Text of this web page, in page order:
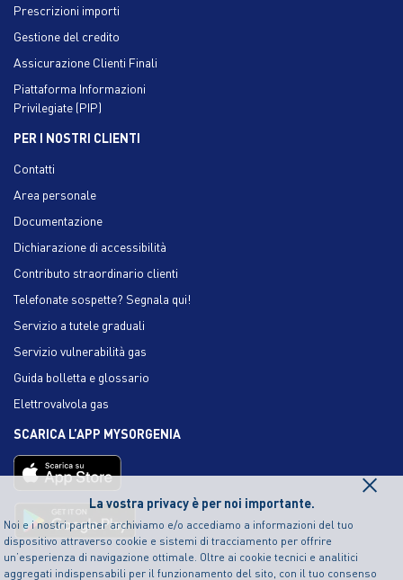
La vostra privacy è per noi importante.
Noi e i nostri partner archiviamo e/o accediamo a informazioni del tuo
dispositivo attraverso cookie e sistemi di tracciamento per offrire
un’esperienza di navigazione ottimale. Oltre ai cookie tecnici e analitici
aggregati indispensabili per il funzionamento del sito, con il tuo consenso
×
Prescrizioni importi
Gestione del credito
Assicurazione Clienti Finali
Piattaforma Informazioni
Privilegiate (PIP)
PER I NOSTRI CLIENTI
Contatti
Area personale
Documentazione
Dichiarazione di accessibilità
Contributo straordinario clienti
Telefonate sospette? Segnala qui!
Servizio a tutele graduali
Servizio vulnerabilità gas
Guida bolletta e glossario
Elettrovalvola gas
SCARICA L’APP MYSORGENIA